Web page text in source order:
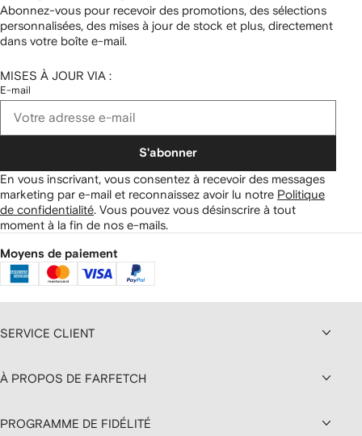
Abonnez-vous pour recevoir des promotions, des sélections
personnalisées, des mises à jour de stock et plus, directement
dans votre boîte e-mail.
MISES À JOUR VIA :
E-mail
S'abonner
En vous inscrivant, vous consentez à recevoir des messages
marketing par e-mail et reconnaissez avoir lu notre Politique
de confidentialité Vous pouvez vous désinscrire à tout
moment à la fin de nos e-mails.
Moyens de paiement
SERVICE CLIENT
À PROPOS DE FARFETCH
PROGRAMME DE FIDÉLITÉ